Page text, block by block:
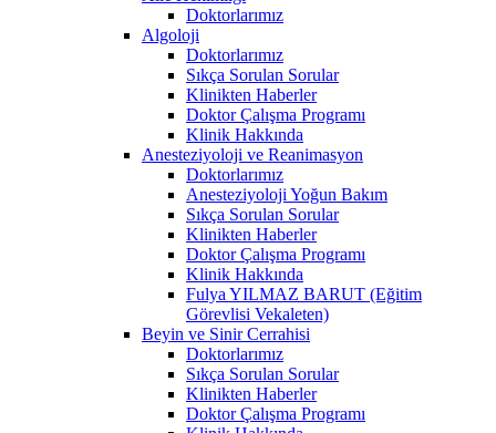
Doktorlarımız
Algoloji
Doktorlarımız
Sıkça Sorulan Sorular
Klinikten Haberler
Doktor Çalışma Programı
Klinik Hakkında
Anesteziyoloji ve Reanimasyon
Doktorlarımız
Anesteziyoloji Yoğun Bakım
Sıkça Sorulan Sorular
Klinikten Haberler
Doktor Çalışma Programı
Klinik Hakkında
Fulya YILMAZ BARUT (Eğitim
Görevlisi Vekaleten)
Beyin ve Sinir Cerrahisi
Doktorlarımız
Sıkça Sorulan Sorular
Klinikten Haberler
Doktor Çalışma Programı